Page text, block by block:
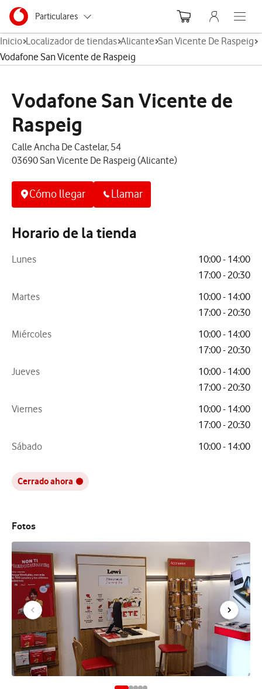
Ir a la pagina principal de vodafone.es
Menu navegación Segmento
Particulares
Autónomos
Grandes empresas
Menu
Abre el
Inicio Localizador de tiendas Alicante San Vicente De Raspeig
Vodafone San Vicente de Raspeig
Vodafone San Vicente de
Raspeig
Calle Ancha De Castelar, 54
03690 San Vicente De Raspeig (Alicante)
Cómo llegar Llamar
Horario de la tienda
Lunes
10:00 - 14:00
17:00 - 20:30
Martes
10:00 - 14:00
17:00 - 20:30
Miércoles
10:00 - 14:00
17:00 - 20:30
Jueves
10:00 - 14:00
17:00 - 20:30
Viernes
10:00 - 14:00
17:00 - 20:30
Sábado
10:00 - 14:00
Cerrado ahora
Fotos